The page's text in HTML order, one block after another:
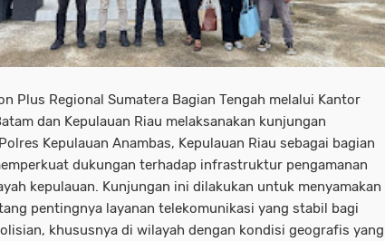
Plus Regional Sumatera Bagian Tengah melalui Kantor
dan Kepulauan Riau melaksanakan kunjungan
Kepulauan Anambas, Kepulauan Riau sebagai bagian
dukungan terhadap infrastruktur pengamanan
kepulauan. Kunjungan ini dilakukan untuk menyamakan
pentingnya layanan telekomunikasi yang stabil bagi
khususnya di wilayah dengan kondisi geografis yang